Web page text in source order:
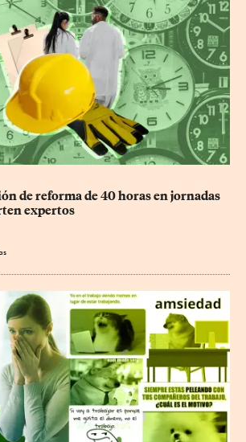
de reforma de 40 horas en jornadas
expertos